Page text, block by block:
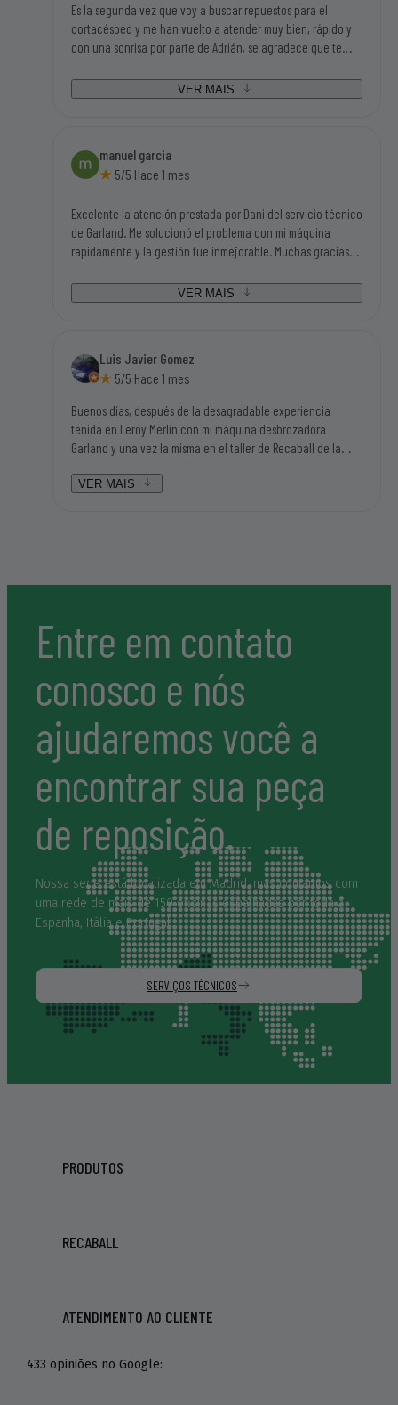
Es la segunda vez que voy a buscar repuestos para el
cortacésped y me han vuelto a atender muy bien, rápido y
con una sonrisa por parte de Adrián, se agradece que te
tenían todo lo que iba buscando así que tengo que darle mi
enhorabuena a ésta empresa.
VER MAIS
manuel garcia
5/5 Hace 1 mes
Excelente la atención prestada por Dani del servicio técnico
de Garland. Me solucionó el problema con mi máquina
rapidamente y la gestión fue inmejorable. Muchas gracias
VER MAIS
Luis Javier Gomez
5/5 Hace 1 mes
Buenos días, después de la desagradable experiencia
tenida en Leroy Merlín con mi máquina desbrozadora
Garland y una vez la misma en el taller de Recaball de la
atendidos por Lorena y por Daniel que han sido dos
muy fuerte para Lorena y Daniel.
VER MAIS
Entre em contato
conosco e nós
ajudaremos você a
encontrar sua peça
de reposição.
Nossa sede está localizada em Madrid, mas contamos com
uma rede de mais de 150 oficinas espalhadas por toda a
Espanha, Itália e Portugal.
SERVIÇOS TÉCNICOS
PRODUTOS
RECABALL
ATENDIMENTO AO CLIENTE
433 opiniões no Google: